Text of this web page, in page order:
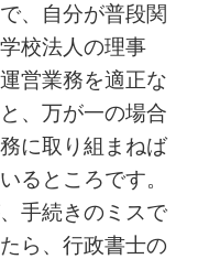
、自分が普段関
校法人の理事
営業務を適正な
、万が一の場合
に取り組まねば
るところです。
手続きのミスで
ら、行政書士の